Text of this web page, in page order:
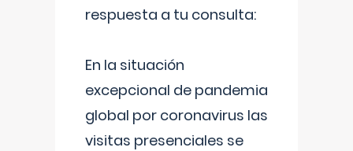
respuesta a tu consulta:
En la situación
excepcional de pandemia
global por coronavirus las
visitas presenciales se